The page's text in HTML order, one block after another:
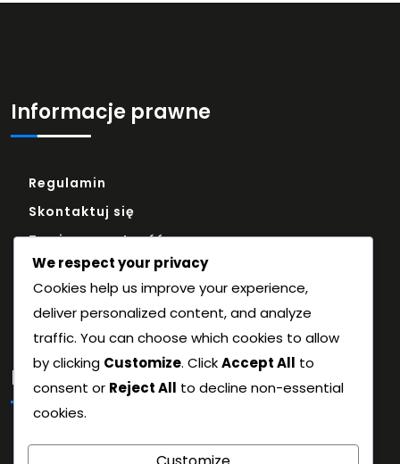
Informacje prawne
Regulamin
Skontaktuj się
Twoja prywatność
Pliki cookie i śledzenie
O nas
Kategorie
We respect your privacy
Cookies help us improve your experience,
deliver personalized content, and analyze
traffic. You can choose which cookies to allow
by clicking Customize. ClickAccept All to
consent or Reject All to decline non-essential
cookies.